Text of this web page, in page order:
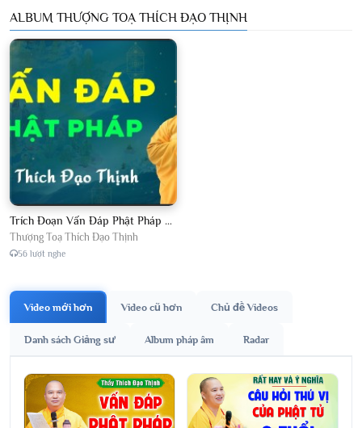
ALBUM THƯỢNG TOẠ THÍCH ĐẠO THỊNH
Trích Đoạn Vấn Đáp Phật Pháp 2026
Thượng Toạ Thích Đạo Thịnh
56 lượt nghe
Video mới hơn Video cũ hơn Chủ đề Videos
Danh sách Giảng sư Album pháp âm Radar